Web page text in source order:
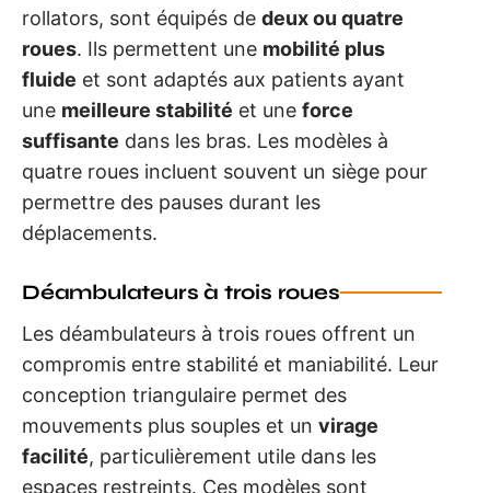
rollators, sont équipés de deux ou quatre
roues. Ils permettent une mobilité plus
fluide et sont adaptés aux patients ayant
une meilleure stabilité et une force
suffisante dans les bras. Les modèles à
quatre roues incluent souvent un siège pour
permettre des pauses durant les
déplacements.
Déambulateurs à trois roues
Les déambulateurs à trois roues offrent un
compromis entre stabilité et maniabilité. Leur
conception triangulaire permet des
mouvements plus souples et un virage
facilité, particulièrement utile dans les
espaces restreints. Ces modèles sont